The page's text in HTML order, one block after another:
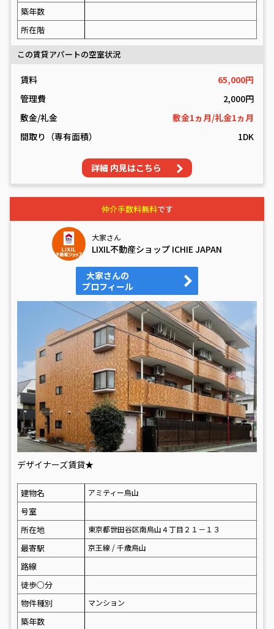
築年数
所在階
この賃貸アパートの空室状況
賃料
65,000円
管理費
2,000円
敷金/礼金
敷金1ヵ月/礼金1ヵ月
間取り（専有面積）
1DK
詳細 内見はこちら
仲介手数料無料です
大家さん
LIXIL不動産ショップ ICHIE JAPAN
大家さんの
プロフィール
デザイナーズ賃貸★
建物名 アミティー烏山
号室
所在地
東京都世田谷区南烏山４丁目２１－１３
最寄駅 京王線 / 千歳烏山
路線
徒歩○分
物件種別
マンション
築年数